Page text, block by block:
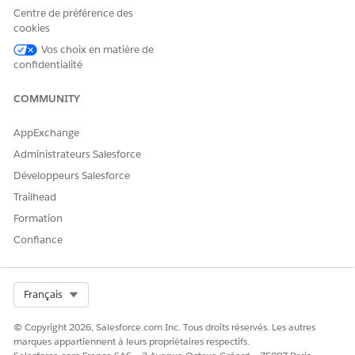
CET ARTICLE A-T-IL RÉSOLU VOTRE PROBLÈME ?
Centre de préférence des
cookies
Vos choix en matière de
confidentialité
COMMUNITY
AppExchange
Administrateurs Salesforce
Développeurs Salesforce
Trailhead
Formation
Confiance
Français
© Copyright 2026, Salesforce.com Inc. Tous droits réservés. Les autres
marques appartiennent à leurs propriétaires respectifs.